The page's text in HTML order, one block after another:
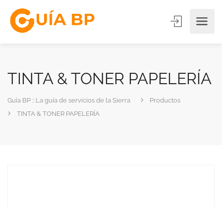
TINTA & TONER PAPELERÍA
Guía BP :: La guía de servicios de la Sierra
Productos
TINTA & TONER PAPELERÍA